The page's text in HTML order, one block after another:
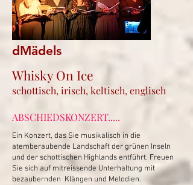
dMädels
Whisky On Ice
schottisch, irisch, keltisch, englisch
ABSCHIEDSKONZERT.....
Ein Konzert, das Sie musikalisch in die
atemberaubende Landschaft der grünen Inseln
und der schottischen Highlands entführt. Freuen
Sie sich auf mitreissende Unterhaltung mit
bezaubernden Klängen und Melodien.